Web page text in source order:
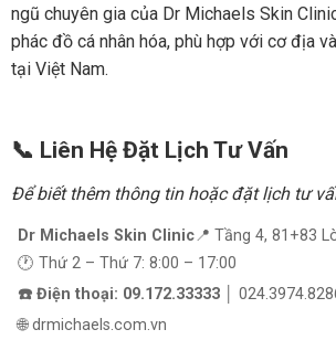
ngũ chuyên gia của Dr Michaels Skin
phác đồ cá nhân hóa, phù hợp với cơ địa
tại Việt Nam.
📞 Liên Hệ Đặt Lịch Tư Vấn
Để biết thêm thông tin hoặc đặt lịch tư
Dr Michaels Skin Clinic📍 Tầng 4, 81+83
🕐 Thứ 2 – Thứ 7: 8:00 – 17:00
☎️ Điện thoại: 09.172.33333│
🌐 drmichaels.com.vn